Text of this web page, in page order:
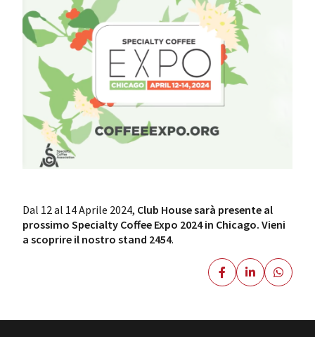
Dal 12 al 14 Aprile 2024, Club House sarà presente al
prossimo Specialty Coffee Expo 2024 in Chicago. Vieni
a scoprire il nostro stand 2454.